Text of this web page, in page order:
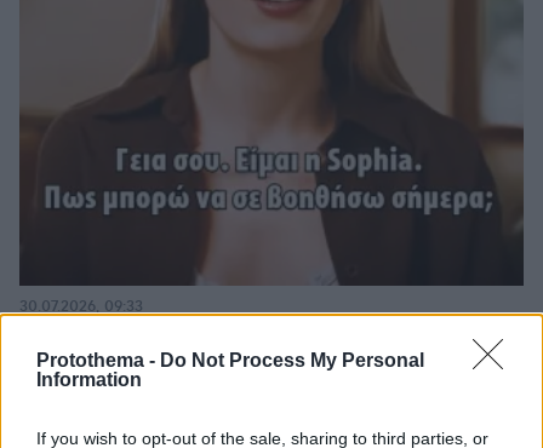
Protothema - Do Not Process My Personal
Information
If you wish to opt-out of the sale, sharing to third parties, or
Το DEI College παρουσιάζει τη Sophia. Την πρώτη 24/7
βοηθό AI που αλλάζει τον τρόπο με τον οποίο μαθαίνουν οι
φοιτητές
30.07.2026, 09:33
03.08.2026, 10:56